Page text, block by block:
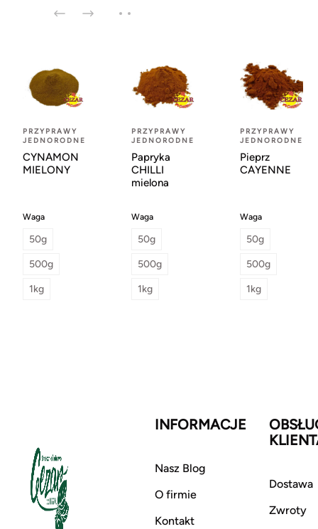
PRZYPRAWY
JEDNORODNE
CYNAMON
MIELONY
Waga
50g
500g
1kg
PRZYPRAWY
JEDNORODNE
Papryka
CHILLI
mielona
Waga
50g
500g
1kg
PRZYPRAWY
JEDNORODNE
Pieprz
CAYENNE
Waga
50g
500g
1kg
INFORMACJE
Nasz Blog
O firmie
Kontakt
Dostawa
Zwroty